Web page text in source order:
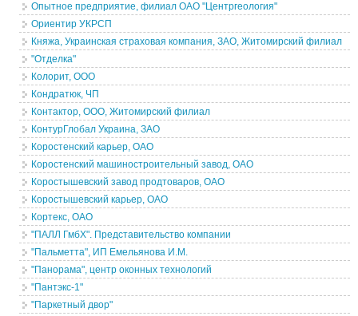
Опытное предприятие, филиал ОАО "Центргеология"
Ориентир УКРСП
Княжа, Украинская страховая компания, ЗАО, Житомирский филиал
"Отделка"
Колорит, ООО
Кондратюк, ЧП
Контактор, ООО, Житомирский филиал
КонтурГлобал Украина, ЗАО
Коростенский карьер, ОАО
Коростенский машиностроительный завод, ОАО
Коростышевский завод продтоваров, ОАО
Коростышевский карьер, ОАО
Кортекс, ОАО
"ПАЛЛ ГмбХ". Представительство компании
"Пальметта", ИП Емельянова И.М.
"Панорама", центр оконных технологий
"Пантэкс-1"
"Паркетный двор"